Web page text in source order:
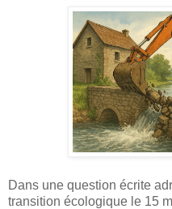
Dans une question écrite
transition écologique le 15